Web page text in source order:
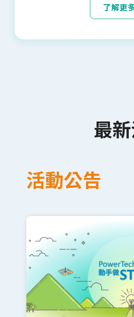
了解更
最
活動公告